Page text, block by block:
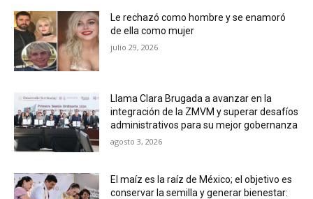
Le rechazó como hombre y se enamoró
de ella como mujer
julio 29, 2026
Llama Clara Brugada a avanzar en la
integración de la ZMVM y superar desafíos
administrativos para su mejor gobernanza
agosto 3, 2026
El maíz es la raíz de México; el objetivo es
conservar la semilla y generar bienestar: